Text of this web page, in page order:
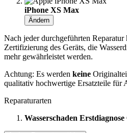
iPhone XS Max
Ändern
Nach jeder durchgeführten
Zertifizierung des Geräts, die
mehr gewährleistet werden.
Achtung: Es werden keine
qualitativ hochwertige Ersatzteile für
Reparaturarten
Wasserschaden Erstdiagnose